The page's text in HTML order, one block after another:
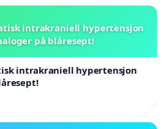
intrakraniell hypertensjon
på blåresept!
intrakraniell hypertensjon